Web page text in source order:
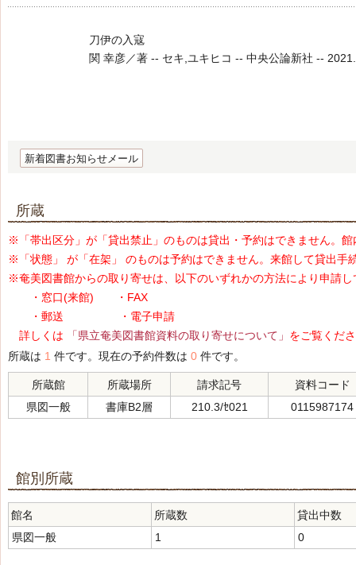
刀伊の入寇
関 幸彦／著 -- セキ,ユキヒコ -- 中央公論新社 --
新着図書お知らせメール
所蔵
※「帯出区分」が「貸出禁止」のものは貸出・予約はできません。
※「状態」 が「在架」 のものは予約はできません。来館して貸出手
※奄美図書館からの取り寄せは、以下のいずれかの方法により申請し
・窓口(来館) ・FAX
・郵送 ・電子申請
詳しくは
「県立奄美図書館資料の取り寄せについて」 をご覧くだ
所蔵は 1 件です。現在の予約件数は 0 件です。
所蔵館 所蔵場所 請求記号
資料コード
県図一般
書庫B2層 210.3/ｾ021 0115987174
館別所蔵
館名 所蔵数
貸出中数
県図一般
1 0